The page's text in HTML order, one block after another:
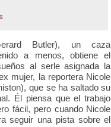
Butler), un caza
a menos, obtiene el
al serle asignada la
mujer, la reportera Nicole
que se ha saltado su
Él piensa que el trabajo
fácil, pero cuando Nicole
seguir una pista sobre el